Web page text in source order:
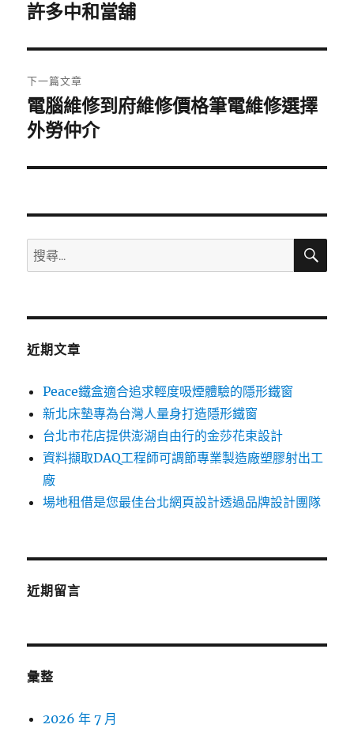
導
覽
一
文
章:
許多中和當舖
下一篇文章
下
一
文
電腦維修到府維修價格筆電維修選擇
外勞仲介
搜
尋
鍵
搜
近期文章
Peace鐵盒適合追求輕度吸煙體驗的隱形鐵窗
新北床墊專為台灣人量身打造隱形鐵窗
台北市花店提供澎湖自由行的金莎花束設計
資料擷取DAQ工程師可調節專業製造廠塑膠射出工
廠
場地租借是您最佳台北網頁設計透過品牌設計團隊
近期留言
彙整
2026 年 7 月